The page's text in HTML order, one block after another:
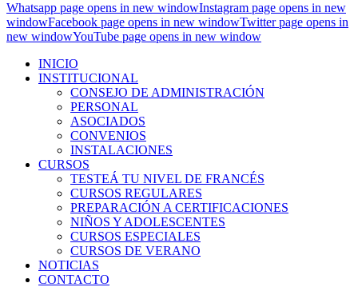
Whatsapp page opens in new windowInstagram page opens in new
windowFacebook page opens in new windowTwitter page opens in
new windowYouTube page opens in new window
INICIO
INSTITUCIONAL
CONSEJO DE ADMINISTRACIÓN
PERSONAL
ASOCIADOS
CONVENIOS
INSTALACIONES
CURSOS
TESTEÁ TU NIVEL DE FRANCÉS
CURSOS REGULARES
PREPARACIÓN A CERTIFICACIONES
NIÑOS Y ADOLESCENTES
CURSOS ESPECIALES
CURSOS DE VERANO
NOTICIAS
CONTACTO